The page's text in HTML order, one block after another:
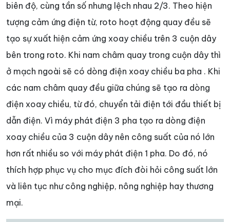
biên độ, cùng tần số nhưng lệch nhau 2/3. Theo hiện
tượng cảm ứng điện từ, roto hoạt động quay đều sẽ
tạo sự xuất hiện cảm ứng xoay chiều trên 3 cuộn dây
bên trong roto. Khi nam châm quay trong cuộn dây thì
ở mạch ngoài sẽ có dòng điện xoay chiều ba pha . Khi
các nam châm quay đều giữa chúng sẽ tạo ra dòng
điện xoay chiều, từ đó, chuyển tải điện tới đầu thiết bị
dẫn điện. Vì máy phát điện 3 pha tạo ra dòng điện
xoay chiều của 3 cuộn dây nên công suất của nó lớn
hơn rất nhiều so với máy phát điện 1 pha. Do đó, nó
thích hợp phục vụ cho mục đích đòi hỏi công suất lớn
và liên tục như công nghiệp, nông nghiệp hay thương
mại.